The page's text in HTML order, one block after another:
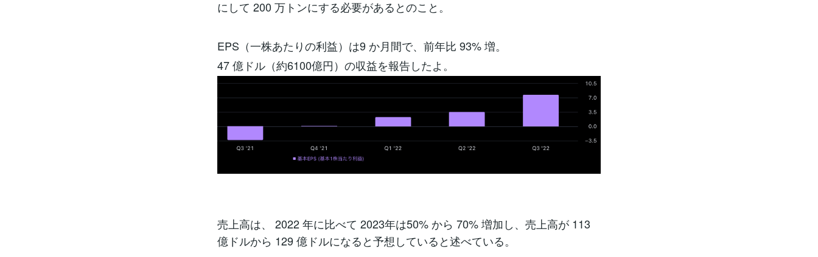
にして 200 万トンにする必要があるとのこと。
EPS（一株あたりの利益）は9 か月間で、前年比 93% 増。
47 億ドル（約6100億円）の収益を報告したよ。
売上高は、 2022 年に比べて 2023年は50% から 70% 増加し、売上高が 113
億ドルから 129 億ドルになると予想していると述べている。